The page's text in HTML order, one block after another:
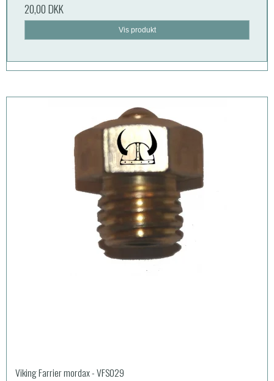
20,00 DKK
Vis produkt
Viking Farrier mordax - VFS029